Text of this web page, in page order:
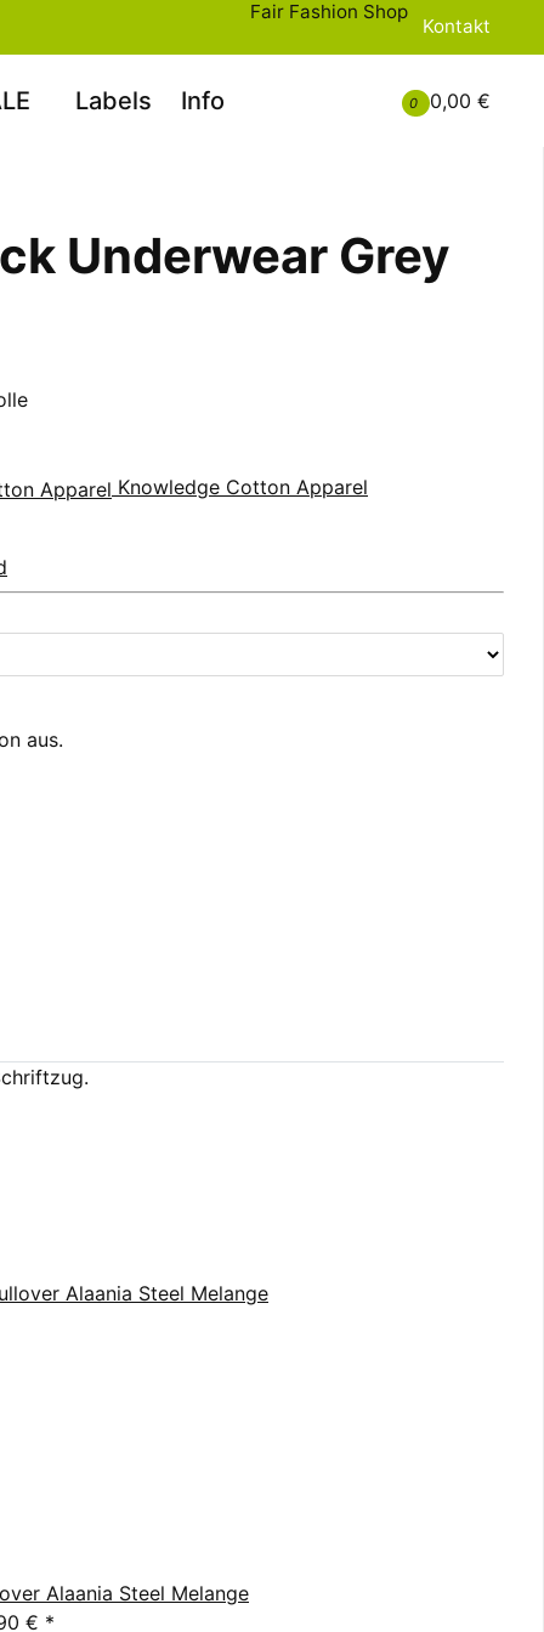
Kontakt
Fair Fashion Shop
0 0,00 €
Labels Info
Underwear Grey
Knowledge Cotton Apparel
aus.
Alaania Steel Melange
€ *